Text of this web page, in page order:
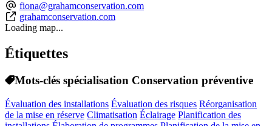
fiona@grahamconservation.com
grahamconservation.com
Loading map...
Étiquettes
Mots-clés spécialisation Conservation préventive
Évaluation des installations Évaluation des risques Réorganisation
de la mise en réserve Climatisation Éclairage Planification des